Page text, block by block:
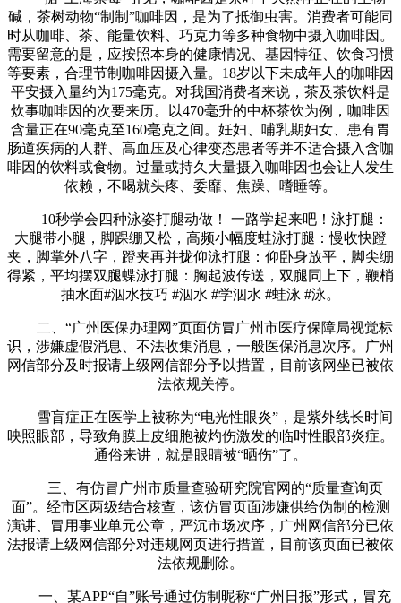
碱，茶树动物“制制”咖啡因，是为了抵御虫害。消费者可能同
时从咖啡、茶、能量饮料、巧克力等多种食物中摄入咖啡因。
需要留意的是，应按照本身的健康情况、基因特征、饮食习惯
等要素，合理节制咖啡因摄入量。18岁以下未成年人的咖啡因
平安摄入量约为175毫克。对我国消费者来说，茶及茶饮料是
炊事咖啡因的次要来历。以470毫升的中杯茶饮为例，咖啡因
含量正在90毫克至160毫克之间。妊妇、哺乳期妇女、患有胃
肠道疾病的人群、高血压及心律变态患者等并不适合摄入含咖
啡因的饮料或食物。过量或持久大量摄入咖啡因也会让人发生
依赖，不喝就头疼、委靡、焦躁、嗜睡等。
10秒学会四种泳姿打腿动做！ 一路学起来吧！泳打腿：
大腿带小腿，脚踝绷又松，高频小幅度蛙泳打腿：慢收快蹬
夹，脚掌外八字，蹬夹再并拢仰泳打腿：仰卧身放平，脚尖绷
得紧，平均摆双腿蝶泳打腿：胸起波传送，双腿同上下，鞭梢
抽水面#泅水技巧 #泅水 #学泅水 #蛙泳 #泳。
二、“广州医保办理网”页面仿冒广州市医疗保障局视觉标
识，涉嫌虚假消息、不法收集消息，一般医保消息次序。广州
网信部分及时报请上级网信部分予以措置，目前该网坐已被依
法依规关停。
雪盲症正在医学上被称为“电光性眼炎”，是紫外线长时间
映照眼部，导致角膜上皮细胞被灼伤激发的临时性眼部炎症。
通俗来讲，就是眼睛被“晒伤”了。
三、有仿冒广州市质量查验研究院官网的“质量查询页
面”。经市区两级结合核查，该仿冒页面涉嫌供给伪制的检测
演讲、冒用事业单元公章，严沉市场次序，广州网信部分已依
法报请上级网信部分对违规网页进行措置，目前该页面已被依
法依规删除。
一、某APP“自”账号通过仿制昵称“广州日报”形式，冒充